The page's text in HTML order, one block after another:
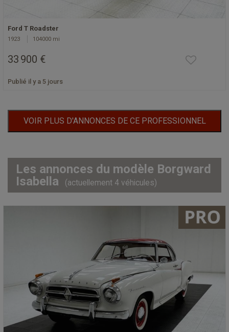
Ford T Roadster
1923 104000 mi
33 900 €
Publié il y a 5 jours
VOIR PLUS D'ANNONCES DE CE PROFESSIONNEL
Les annonces du modèle Borgward
Isabella
(actuellement 4 véhicules)